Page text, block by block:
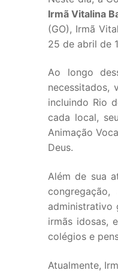
Irmã Vitalina
(GO), Irmã
25 de abril de
Ao longo
necessitados,
incluindo Rio
cada local,
Animação
Deus.
Além de sua
administrativo
irmãs idosas,
colégios e
Atualmente,